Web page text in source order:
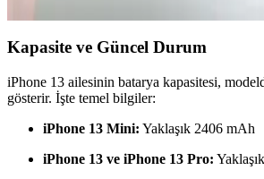
Kapasite ve Güncel Durum
iPhone 13 ailesinin batarya kapasitesi,
gösterir. İşte temel bilgiler:
iPhone 13 Mini: Yaklaşık 2406 mAh
iPhone 13 ve iPhone 13 Pro: